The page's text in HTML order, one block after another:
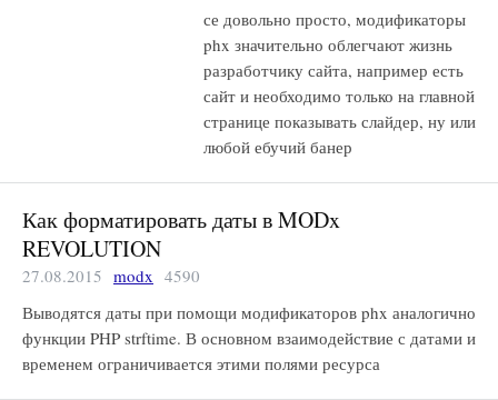
се довольно просто, модификаторы
phx значительно облегчают жизнь
разработчику сайта, например есть
сайт и необходимо только на главной
странице показывать слайдер, ну или
любой ебучий банер
Как форматировать даты в MODx
REVOLUTION
27.08.2015 modx 4590
Выводятся даты при помощи модификаторов phx аналогично
функции PHP strftime. В основном взаимодействие с датами и
временем ограничивается этими полями ресурса